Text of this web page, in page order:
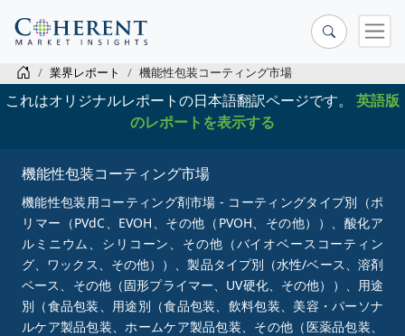
業界レポート 機能性包装コーティング市場
これはオリジナルレポートの日本語翻訳ページです。 英語版
のレポートを表示する
機能性包装コーティング市場
機能性包装用コーティング剤市場 - コーティングタイプ別（ポ
リマー（PVdC、EVOH、その他（PVOH、その他））、酸化ア
ルミニウム、シリコーン、その他（バイオベースコーティン
グ、ワックス、その他））、製品タイプ別（水性/ベース、溶剤
ベース、その他（固形プライマー、UV硬化、その他））、用途
別（食品包装、用途別（食品包装、飲料包装、美容・パーソナ
ルケア製品包装、ホームケア製品包装、その他（医薬品包装、